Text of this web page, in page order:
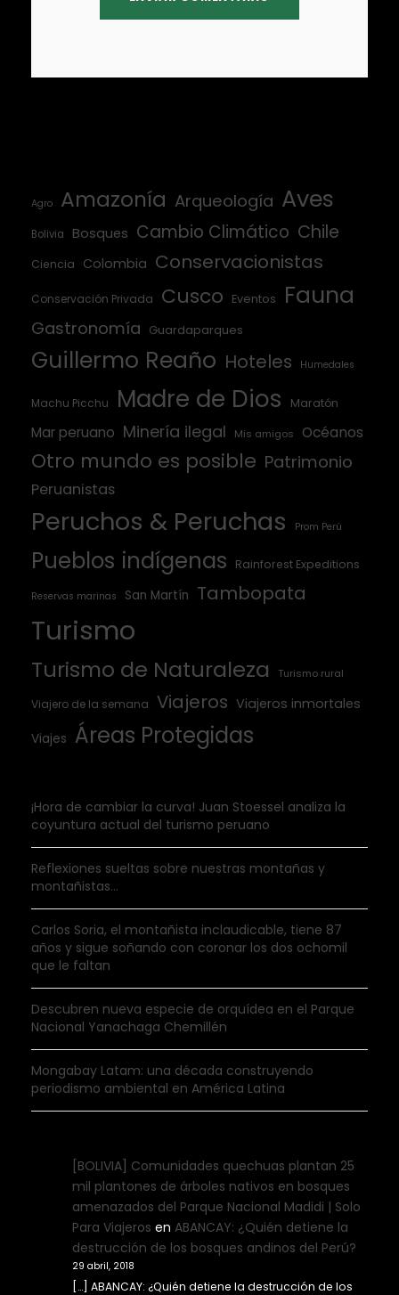
Agro Amazonía Arqueología Aves
Bolivia Bosques Cambio Climático Chile
Ciencia Colombia Conservacionistas
Conservación Privada Cusco Eventos Fauna
Gastronomía Guardaparques
Guillermo Reaño Hoteles Humedales
Machu Picchu Madre de Dios Maratón
Mar peruano Minería ilegal Mis amigos Océanos
Otro mundo es posible Patrimonio
Peruanistas
Peruchos & Peruchas Prom Perú
Pueblos indígenas Rainforest Expeditions
Reservas marinas San Martín Tambopata
Turismo
Turismo de Naturaleza Turismo rural
Viajero de la semana Viajeros Viajeros inmortales
Viajes Áreas Protegidas
¡Hora de cambiar la curva! Juan Stoessel analiza la
coyuntura actual del turismo peruano
Reflexiones sueltas sobre nuestras montañas y
montañistas…
Carlos Soria, el montañista inclaudicable, tiene 87
años y sigue soñando con coronar los dos ochomil
que le faltan
Descubren nueva especie de orquídea en el Parque
Nacional Yanachaga Chemillén
Mongabay Latam: una década construyendo
periodismo ambiental en América Latina
[BOLIVIA] Comunidades quechuas plantan 25
mil plantones de árboles nativos en bosques
amenazados del Parque Nacional Madidi | Solo
Para Viajeros en ABANCAY: ¿Quién detiene la
destrucción de los bosques andinos del Perú?
29 abril, 2018
[…] ABANCAY: ¿Quién detiene la destrucción de los